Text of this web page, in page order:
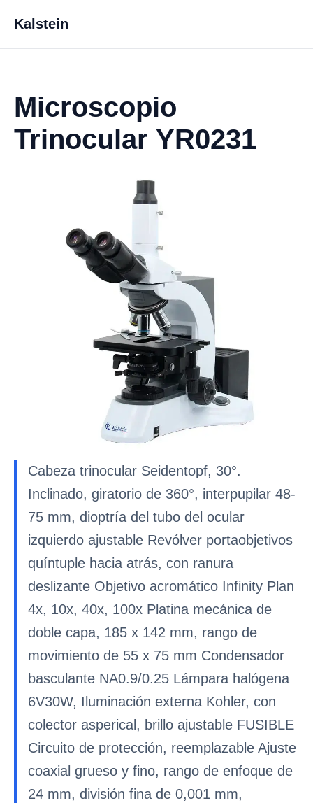
Kalstein
Microscopio
Trinocular YR0231
Cabeza trinocular Seidentopf, 30°.
Inclinado, giratorio de 360°, interpupilar 48-
75 mm, dioptría del tubo del ocular
izquierdo ajustable Revólver portaobjetivos
quíntuple hacia atrás, con ranura
deslizante Objetivo acromático Infinity Plan
4x, 10x, 40x, 100x Platina mecánica de
doble capa, 185 x 142 mm, rango de
movimiento de 55 x 75 mm Condensador
basculante NA0.9/0.25 Lámpara halógena
6V30W, Iluminación externa Kohler, con
colector asperical, brillo ajustable FUSIBLE
Circuito de protección, reemplazable Ajuste
coaxial grueso y fino, rango de enfoque de
24 mm, división fina de 0,001 mm,